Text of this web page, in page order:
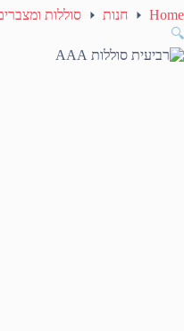
Home חנות סוללות
🔍